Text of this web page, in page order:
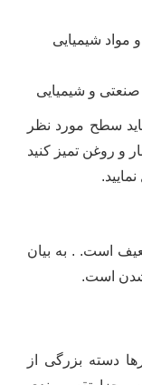
مواد شیمیایی
صنعتی و شیمیایی
سطح مورد نظر
و روغن تمیز کنید
است. . به بیان
شدن است.
دسته بزرگی از